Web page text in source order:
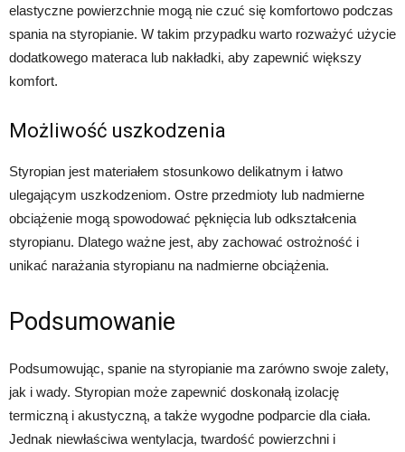
elastyczne powierzchnie mogą nie czuć się komfortowo podczas
spania na styropianie. W takim przypadku warto rozważyć użycie
dodatkowego materaca lub nakładki, aby zapewnić większy
komfort.
Możliwość uszkodzenia
Styropian jest materiałem stosunkowo delikatnym i łatwo
ulegającym uszkodzeniom. Ostre przedmioty lub nadmierne
obciążenie mogą spowodować pęknięcia lub odkształcenia
styropianu. Dlatego ważne jest, aby zachować ostrożność i
unikać narażania styropianu na nadmierne obciążenia.
Podsumowanie
Podsumowując, spanie na styropianie ma zarówno swoje zalety,
jak i wady. Styropian może zapewnić doskonałą izolację
termiczną i akustyczną, a także wygodne podparcie dla ciała.
Jednak niewłaściwa wentylacja, twardość powierzchni i